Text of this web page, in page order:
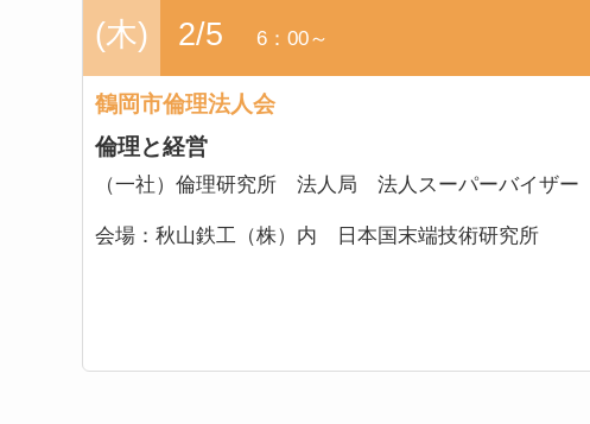
(木) 2/5 6：00～
鶴岡市倫理法人会
倫理と経営
（一社）倫理研究所 法人局 法人スーパーバイザー
会場： 秋山鉄工（株）内 日本国末端技術研究所